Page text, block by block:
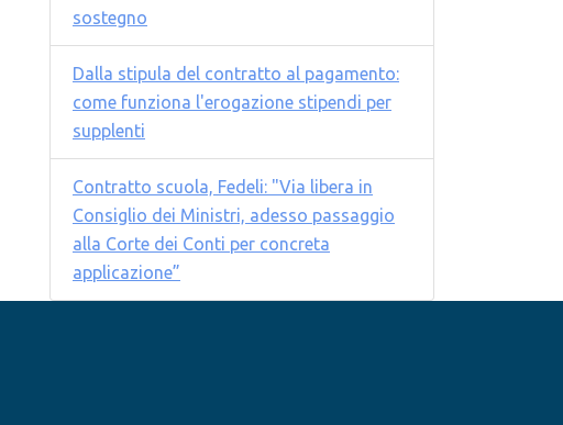
sostegno
Dalla stipula del contratto al pagamento:
come funziona l'erogazione stipendi per
supplenti
Contratto scuola, Fedeli: "Via libera in
Consiglio dei Ministri, adesso passaggio
alla Corte dei Conti per concreta
applicazione”